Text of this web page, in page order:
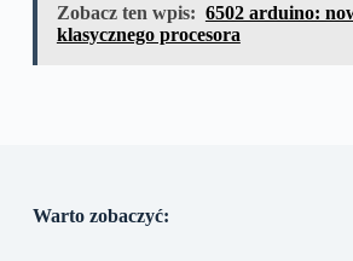
Zobacz ten wpis: 6502 arduino:
klasycznego procesora
Warto zobaczyć: